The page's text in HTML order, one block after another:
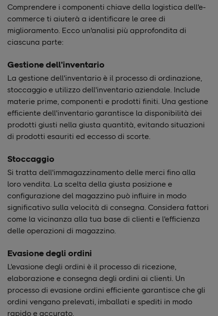
Comprendere i componenti chiave della logistica dell'e-
commerce ti aiuterà a identificare le aree di
miglioramento. Ecco un'analisi più approfondita di
ciascuna parte:
Gestione dell'inventario
La gestione dell'inventario è il processo di ordinazione,
stoccaggio e utilizzo dell'inventario aziendale. Include
materie prime, componenti e prodotti finiti. Una gestione
efficiente dell'inventario garantisce la disponibilità dei
prodotti giusti nella giusta quantità, evitando situazioni
di prodotti esauriti ed eccesso di scorte.
Stoccaggio
Si tratta dell'immagazzinamento delle merci fino alla
loro vendita. La scelta della giusta posizione e
configurazione del magazzino può influire in modo
significativo sulla velocità di consegna. Considera fattori
come la vicinanza alla tua base di clienti e l'efficienza
delle operazioni di magazzino.
Evasione degli ordini
L'evasione degli ordini è il processo di ricezione,
elaborazione e consegna degli ordini ai clienti. Un
processo di evasione ordini efficiente garantisce che gli
ordini vengano prelevati, imballati e spediti in modo
rapido e accurato.